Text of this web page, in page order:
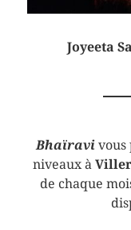
Joyeeta
Bhaïravi vous
niveaux à
de chaque